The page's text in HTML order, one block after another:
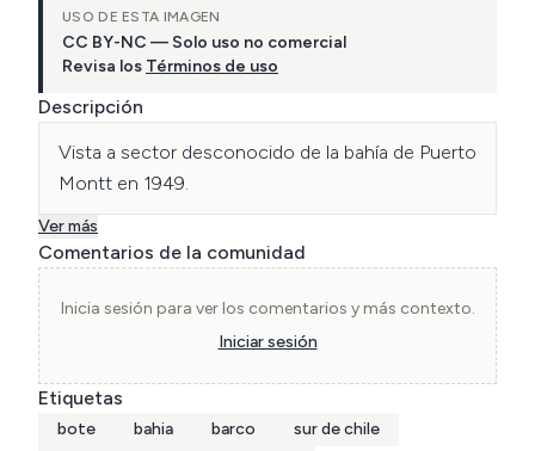
USO DE ESTA IMAGEN
CC BY-NC — Solo uso no comercial
Revisa los Términos de uso
Descripción
Vista a sector desconocido de la bahía de Puerto
Montt en 1949.
Ver más
Comentarios de la comunidad
Inicia sesión para ver los comentarios y más contexto.
Iniciar sesión
Etiquetas
bote bahia barco
sur de chile